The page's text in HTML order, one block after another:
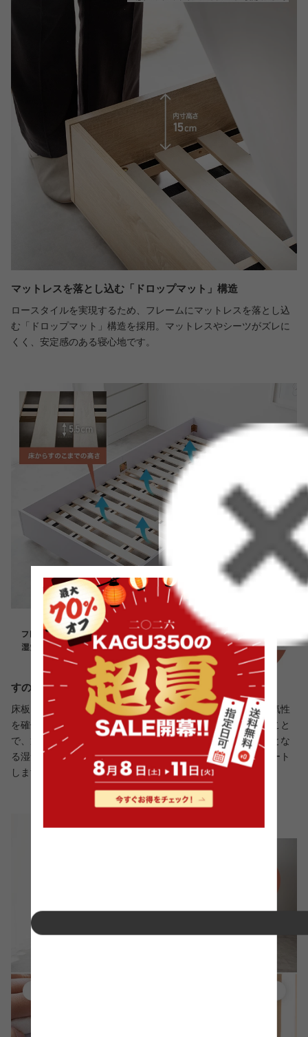
マットレスを落とし込む「ドロップマット」構造
ロースタイルを実現するため、フレームにマットレスを落とし込
む「ドロップマット」構造を採用。マットレスやシーツがズレに
くく、安定感のある寝心地です。
すのこの床板で通気性向上、一年中快適に
床板にはすのこを採用し、湿気がこもりやすいマット下の通気性
を確保。さらに、フレームを床から少し浮かせた設計にすること
で、通気性をより向上させました。これにより、カビの原因とな
る湿気を逃がし、季節を問わず快適で爽やかな寝心地をサポート
します。